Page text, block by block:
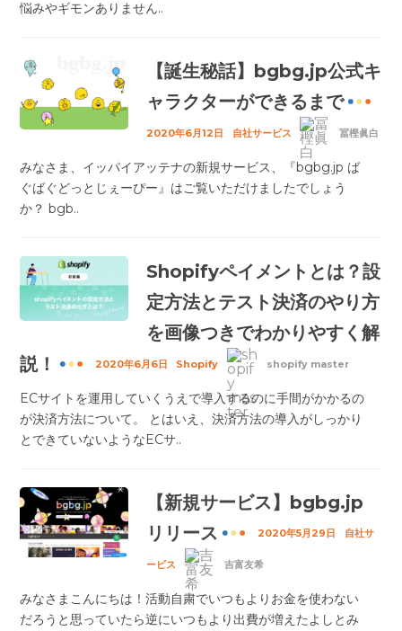
悩みやギモンありません..
【誕生秘話】bgbg.jp公式キ
ャラクターができるまで
2020年6月12日 自社サービス 冨樫眞白
みなさま、イッパイアッテナの新規サービス、『bgbg.jp ば
ぐばぐどっとじぇーぴー』はご覧いただけましたでしょう
か？ bgb..
Shopifyペイメントとは？設
定方法とテスト決済のやり方
を画像つきでわかりやすく解
説！
2020年6月6日 Shopify shopify master
ECサイトを運用していくうえで導入するのに手間がかかるの
が決済方法について。 とはいえ、決済方法の導入がしっかり
とできていないようなECサ..
【新規サービス】bgbg.jp
リリース
2020年5月29日 自社サ
ービス 吉富友希
みなさまこんにちは！活動自粛でいつもよりお金を使わない
だろうと思っていたら逆にいつもより出費が増えたよしとみ